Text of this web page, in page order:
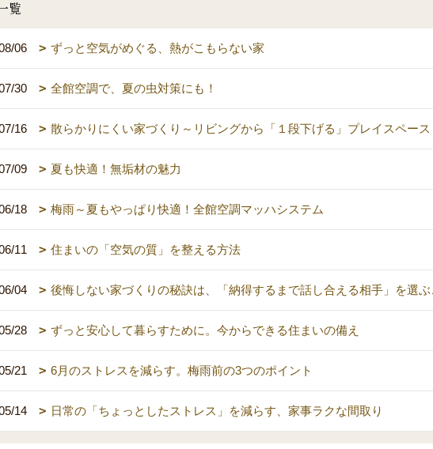
覧
06 ずっと空気がめぐる、熱がこもらない家
30 全館空調で、夏の虫対策にも！
16 散らかりにくい家づくり～リビングから「１段下げる」プレイスペース
09 夏も快適！無垢材の魅力
18 梅雨～夏もやっぱり快適！全館空調マッハシステム
11 住まいの「空気の質」を整える方法
04 後悔しない家づくりの秘訣は、「納得するまで話し合える相手」を選
28 ずっと安心して暮らすために。今からできる住まいの備え
21 6月のストレスを減らす。梅雨前の3つのポイント
14 日常の「ちょっとしたストレス」を減らす、家事ラクな間取り